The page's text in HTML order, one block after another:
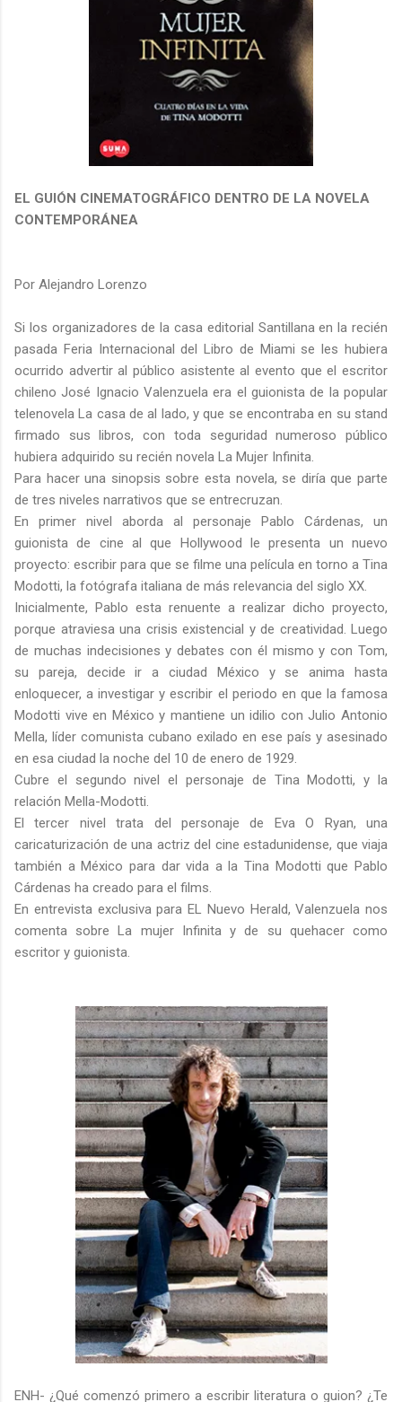
EL GUIÓN CINEMATOGRÁFICO DENTRO DE LA NOVELA
CONTEMPORÁNEA
Por Alejandro Lorenzo
Si los organizadores de la casa editorial Santillana en la recién
pasada Feria Internacional del Libro de Miami se les hubiera
ocurrido advertir al público asistente al evento que el escritor
chileno José Ignacio Valenzuela era el guionista de la popular
telenovela La casa de al lado, y que se encontraba en su stand
firmado sus libros, con toda seguridad numeroso público
hubiera adquirido su recién novela La Mujer Infinita.
Para hacer una sinopsis sobre esta novela, se diría que parte
de tres niveles narrativos que se entrecruzan.
En primer nivel aborda al personaje Pablo Cárdenas, un
guionista de cine al que Hollywood le presenta un nuevo
proyecto: escribir para que se filme una película en torno a Tina
Modotti, la fotógrafa italiana de más relevancia del siglo XX.
Inicialmente, Pablo esta renuente a realizar dicho proyecto,
porque atraviesa una crisis existencial y de creatividad. Luego
de muchas indecisiones y debates con él mismo y con Tom,
su pareja, decide ir a ciudad México y se anima hasta
enloquecer, a investigar y escribir el periodo en que la famosa
Modotti vive en México y mantiene un idilio con Julio Antonio
Mella, líder comunista cubano exilado en ese país y asesinado
en esa ciudad la noche del 10 de enero de 1929.
Cubre el segundo nivel el personaje de Tina Modotti, y la
relación Mella-Modotti.
El tercer nivel trata del personaje de Eva O Ryan, una
caricaturización de una actriz del cine estadunidense, que viaja
también a México para dar vida a la Tina Modotti que Pablo
Cárdenas ha creado para el films.
En entrevista exclusiva para EL Nuevo Herald, Valenzuela nos
comenta sobre La mujer Infinita y de su quehacer como
escritor y guionista.
ENH- ¿Qué comenzó primero a escribir literatura o guion? ¿Te